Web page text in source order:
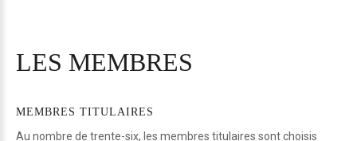
LES MEMBRES
MEMBRES TITULAIRES
Au nombre de trente-six, les membres titulaires sont choisis